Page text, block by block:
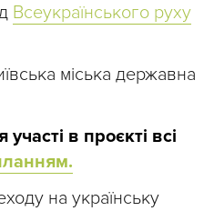
Всеукраїнського руху
міська державна
в проєкті всі
на українську